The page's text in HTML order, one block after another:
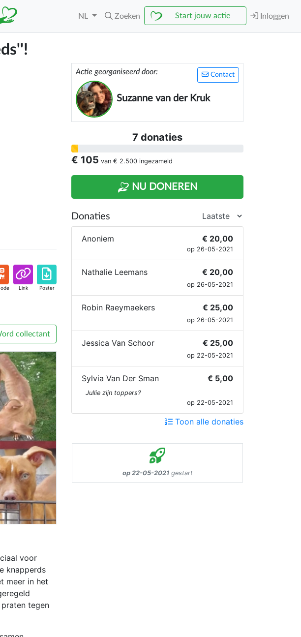
NL Zoeken Start jouw actie Inloggen
Link Poster
collectant
voor
knapperds
meer in het
tegen
Contact
Actie georganiseerd door:
Suzanne van der Kruk
7 donaties
€ 105 van € 2.500 ingezameld
NU DONEREN
Donaties
Anoniem € 20,00
op 26-05-2021
Nathalie Leemans € 20,00
op 26-05-2021
Robin Raeymaekers € 25,00
op 26-05-2021
Jessica Van Schoor € 25,00
op 22-05-2021
Sylvia Van Der Sman € 5,00
Jullie zijn toppers?
op 22-05-2021
Toon alle donaties
op 22-05-2021gestart